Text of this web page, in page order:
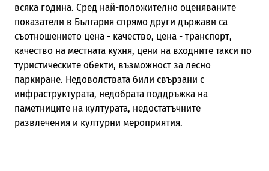
всяка година. Сред най-положително оценяваните
показатели в България спрямо други държави са
съотношението цена - качество, цена - транспорт,
качество на местната кухня, цени на входните такси по
туристическите обекти, възможност за лесно
паркиране. Недоволствата били свързани с
инфраструктурата, недобрата поддръжка на
паметниците на културата, недостатъчните
развлечения и културни мероприятия.